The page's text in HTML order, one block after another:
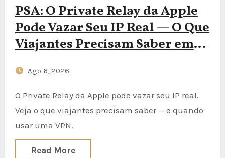
PSA: O Private Relay da Apple
Pode Vazar Seu IP Real — O Que
Viajantes Precisam Saber em
Ago 6, 2026
O Private Relay da Apple pode vazar seu IP real.
Veja o que viajantes precisam saber — e quando
usar uma VPN.
Read More